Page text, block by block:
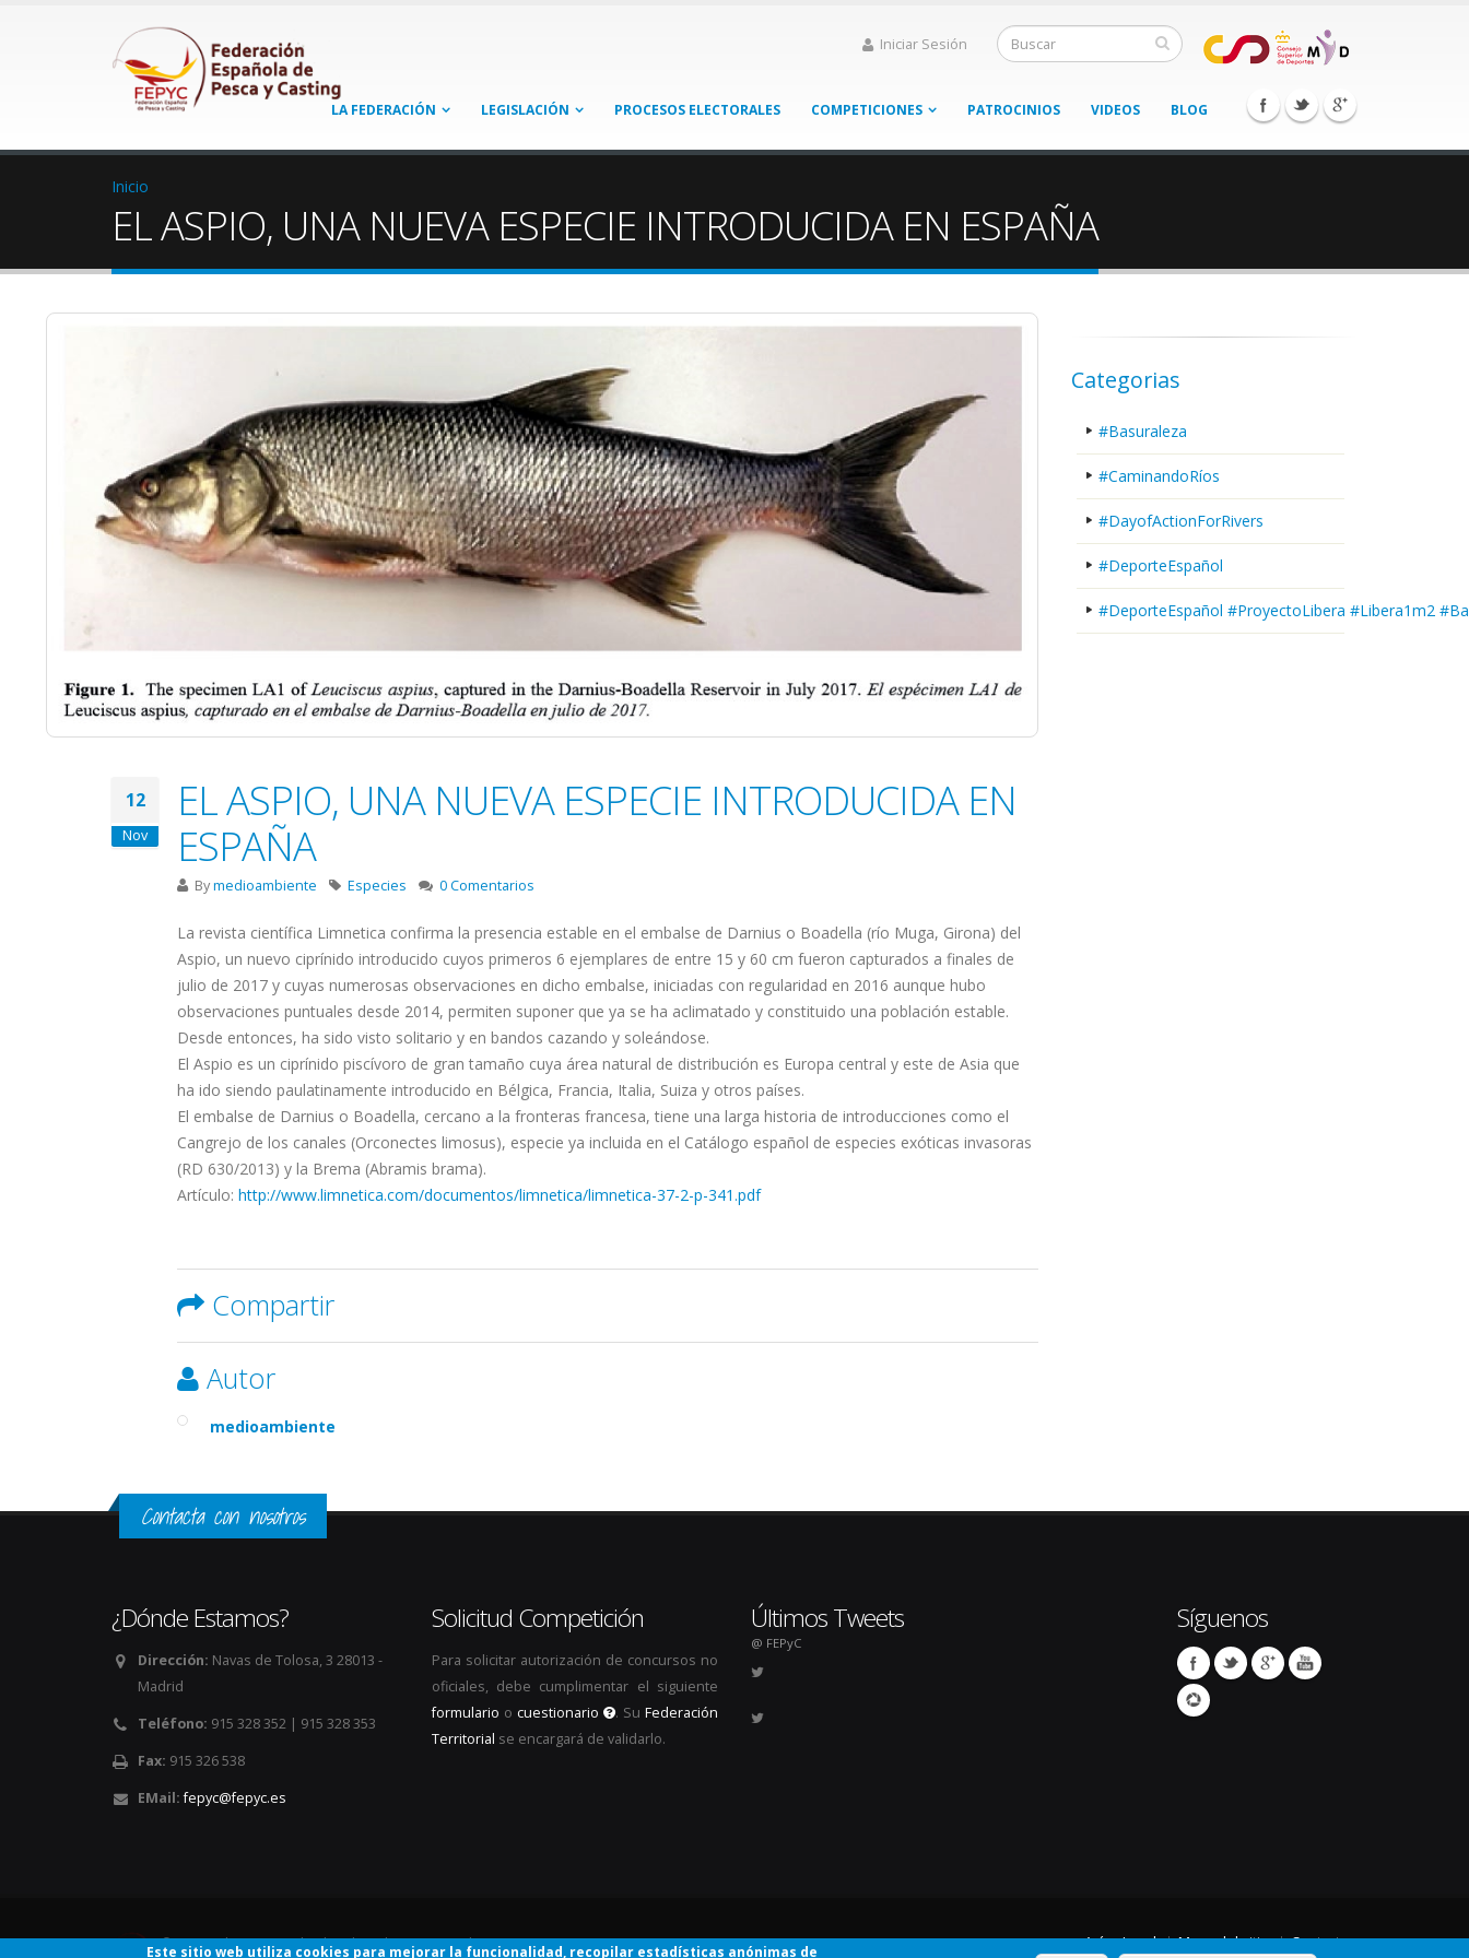
Iniciar Sesión
LA FEDERACIÓN LEGISLACIÓN PROCESOS ELECTORALES COMPETICIONES PATROCINIOS VIDEOS BLOG
Inicio
EL ASPIO, UNA NUEVA ESPECIE INTRODUCIDA EN ESPAÑA
12
Nov
EL ASPIO, UNA NUEVA ESPECIE INTRODUCIDA EN
ESPAÑA
Bymedioambiente Especies 0 Comentarios
La revista científica Limnetica confirma la presencia estable en el embalse de Darnius o Boadella (río Muga, Girona) del
Aspio, un nuevo ciprínido introducido cuyos primeros 6 ejemplares de entre 15 y 60 cm fueron capturados a finales de
julio de 2017 y cuyas numerosas observaciones en dicho embalse, iniciadas con regularidad en 2016 aunque hubo
observaciones puntuales desde 2014, permiten suponer que ya se ha aclimatado y constituido una población estable.
Desde entonces, ha sido visto solitario y en bandos cazando y soleándose.
El Aspio es un ciprínido piscívoro de gran tamaño cuya área natural de distribución es Europa central y este de Asia que
ha ido siendo paulatinamente introducido en Bélgica, Francia, Italia, Suiza y otros países.
El embalse de Darnius o Boadella, cercano a la fronteras francesa, tiene una larga historia de introducciones como el
Cangrejo de los canales (Orconectes limosus), especie ya incluida en el Catálogo español de especies exóticas invasoras
(RD 630/2013) y la Brema (Abramis brama).
Artículo: http://www.limnetica.com/documentos/limnetica/limnetica-37-2-p-341.pdf
Compartir
Autor
medioambiente
Categorias
#Basuraleza
#CaminandoRíos
#DayofActionForRivers
#DeporteEspañol
#DeporteEspañol #ProyectoLibera #Libera1m2
Contacta con nosotros
¿Dónde Estamos?
Dirección: Navas de Tolosa, 3 28013 -
Madrid
Teléfono: 915 328 352 | 915 328 353
Fax: 915 326 538
EMail: fepyc@fepyc.es
Solicitud Competición
Para solicitar autorización de concursos no
oficiales, debe cumplimentar el siguiente
formulario o cuestionario . SuFederación
Territorial se encargará de validarlo.
Últimos Tweets
@ FEPyC
Síguenos
© Copyright 2026. Todos los derechos reservados. Avíso Legal Mapa del sitio Contacto
Este sitio web utiliza cookies para mejorar la funcionalidad, recopilar estadísticas anónimas de